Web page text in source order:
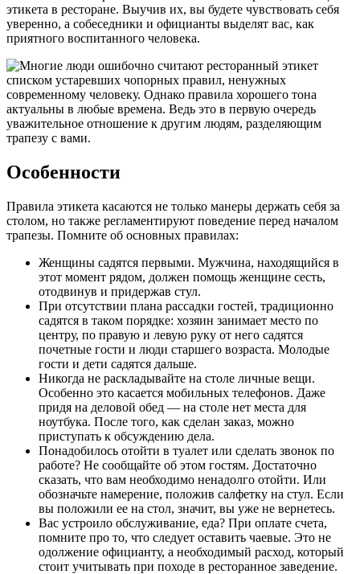
этикета в ресторане. Выучив их, вы будете чувствовать себя
уверенно, а собеседники и официанты выделят вас, как
приятного воспитанного человека.
Особенности
Правила этикета касаются не только манеры держать себя за
столом, но также регламентируют поведение перед началом
трапезы. Помните об основных правилах:
Женщины садятся первыми. Мужчина, находящийся в
этот момент рядом, должен помощь женщине сесть,
отодвинув и придержав стул.
При отсутствии плана рассадки гостей, традиционно
садятся в таком порядке: хозяин занимает место по
центру, по правую и левую руку от него садятся
почетные гости и люди старшего возраста. Молодые
гости и дети садятся дальше.
Никогда не раскладывайте на столе личные вещи.
Особенно это касается мобильных телефонов. Даже
придя на деловой обед — на столе нет места для
ноутбука. После того, как сделан заказ, можно
приступать к обсуждению дела.
Понадобилось отойти в туалет или сделать звонок по
работе? Не сообщайте об этом гостям. Достаточно
сказать, что вам необходимо ненадолго отойти. Или
обозначьте намерение, положив салфетку на стул. Если
вы положили ее на стол, значит, вы уже не вернетесь.
Вас устроило обслуживание, еда? При оплате счета,
помните про то, что следует оставить чаевые. Это не
одолжение официанту, а необходимый расход, который
стоит учитывать при походе в ресторанное заведение.